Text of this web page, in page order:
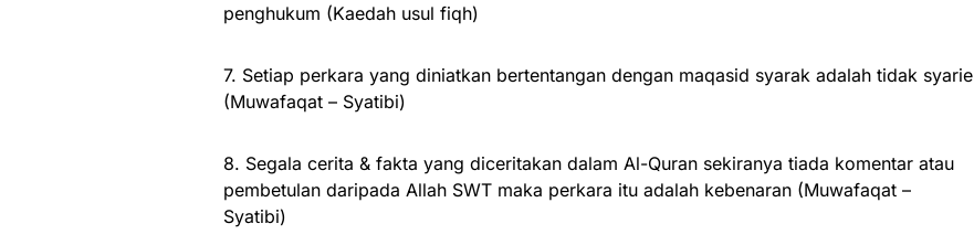
penghukum (Kaedah usul fiqh)
7. Setiap perkara yang diniatkan bertentangan dengan maqasid syarak adalah tidak syarie
(Muwafaqat – Syatibi)
8. Segala cerita & fakta yang diceritakan dalam Al-Quran sekiranya tiada komentar atau
pembetulan daripada Allah SWT maka perkara itu adalah kebenaran (Muwafaqat –
Syatibi)